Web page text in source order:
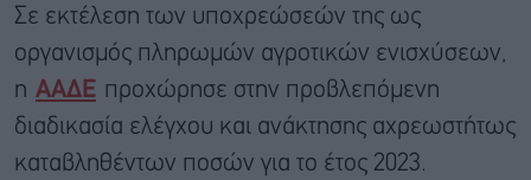
Σε εκτέλεση των υποχρεώσεών της ως
οργανισμός πληρωμών αγροτικών ενισχύσεων,
η ΑΑΔΕ προχώρησε στην προβλεπόμενη
διαδικασία ελέγχου και ανάκτησης αχρεωστήτως
καταβληθέντων ποσών για το έτος 2023.